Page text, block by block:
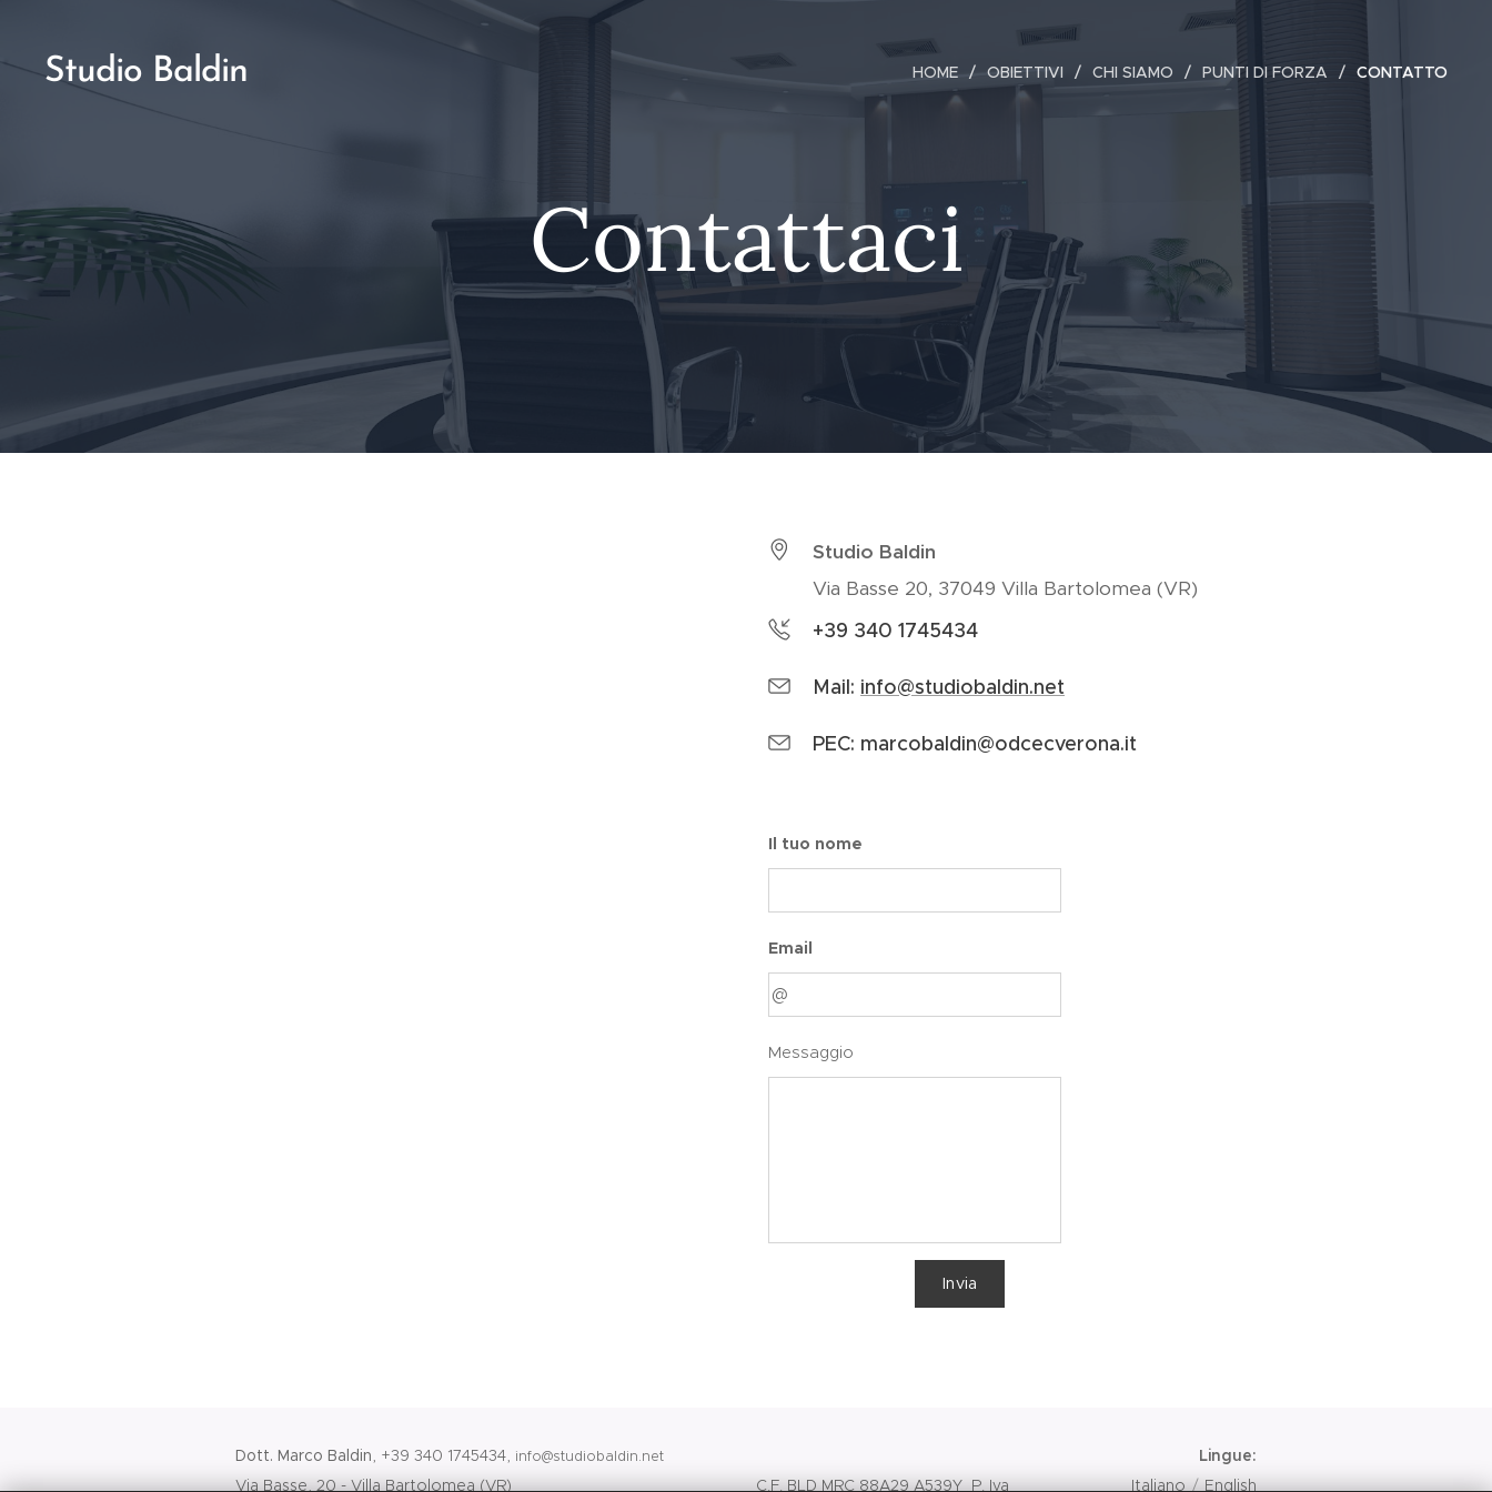
Studio Baldin HOME OBIETTIVI CHI SIAMO PUNTI DI FORZA CONTATTO
Contattaci
Studio Baldin
Via Basse 20, 37049 Villa Bartolomea (VR)
+39 340 1745434
Mail: info@studiobaldin.net
PEC: marcobaldin@odcecverona.it
Il tuo nome
Email
Messaggio
Invia
Dott. Marco Baldin, +39 340 1745434, info@studiobaldin.net
Via Basse, 20 - Villa Bartolomea (VR) C.F. BLD MRC 88A29 A539Y P. Iva
Lingue
Italiano
English